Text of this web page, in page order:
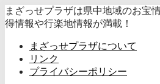
まざっせプラザは県中地域のお宝
得情報や行楽地情報が満載！
まざっせプラザについて
リンク
プライバシーポリシー